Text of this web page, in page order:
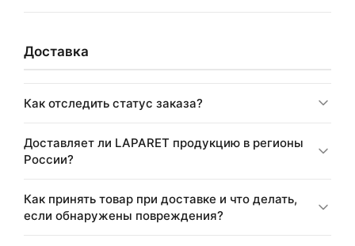
Доставка
Как отследить статус заказа?
Доставляет ли LAPARET продукцию в регионы
России?
Как принять товар при доставке и что делать,
если обнаружены повреждения?